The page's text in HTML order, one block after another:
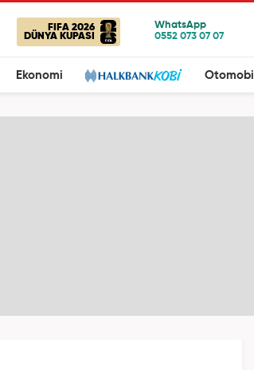
FIFA 2026
DÜNYA KUPASI
Ekonomi Otomobil